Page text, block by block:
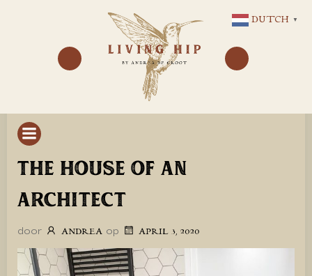
NAAR
DE
INHOUD
THE HOUSE OF AN
ARCHITECT
door ANDREA op APRIL 3, 2020
DUTCH ▼